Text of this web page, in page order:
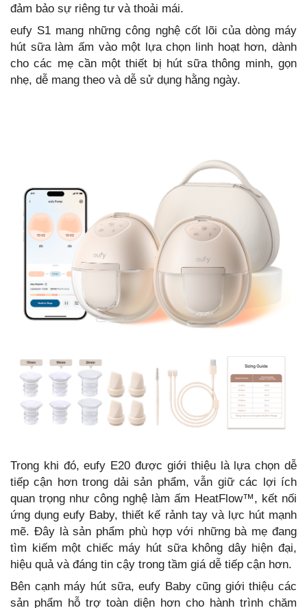
đảm bảo sự riêng tư và thoải mái.
eufy S1 mang những công nghệ cốt lõi của dòng máy
hút sữa làm ấm vào một lựa chọn linh hoạt hơn, dành
cho các mẹ cần một thiết bị hút sữa thông minh, gọn
nhẹ, dễ mang theo và dễ sử dụng hằng ngày.
Trong khi đó, eufy E20 được giới thiệu là lựa chọn dễ
tiếp cận hơn trong dải sản phẩm, vẫn giữ các lợi ích
quan trọng như công nghệ làm ấm HeatFlow™, kết nối
ứng dụng eufy Baby, thiết kế rảnh tay và lực hút mạnh
mẽ. Đây là sản phẩm phù hợp với những bà mẹ đang
tìm kiếm một chiếc máy hút sữa không dây hiện đại,
hiệu quả và đáng tin cậy trong tầm giá dễ tiếp cận hơn.
Bên cạnh máy hút sữa, eufy Baby cũng giới thiệu các
sản phẩm hỗ trợ toàn diện hơn cho hành trình chăm